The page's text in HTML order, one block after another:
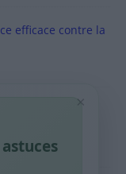
efficace contre la
simple +
×